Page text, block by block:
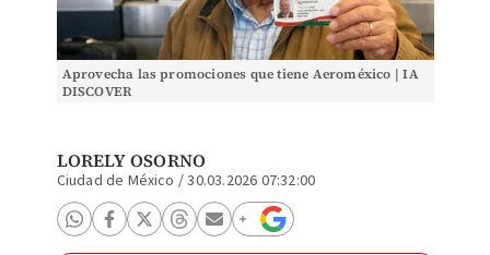
Aprovecha las promociones que tiene Aeroméxico | IA
DISCOVER
LORELY OSORNO
Ciudad de México /30.03.2026 07:32:00